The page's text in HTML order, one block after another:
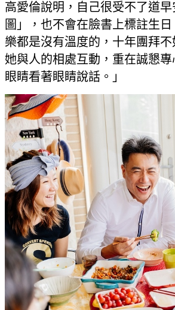
高愛倫說明，自己很受不了道
圖」，也不會在臉書上標註生
樂都是沒有溫度的，十年團拜不
她與人的相處互動，重在誠懇
眼睛看著眼睛說話。」